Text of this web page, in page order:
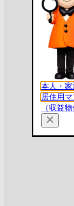
本人・
居住用
（収益物